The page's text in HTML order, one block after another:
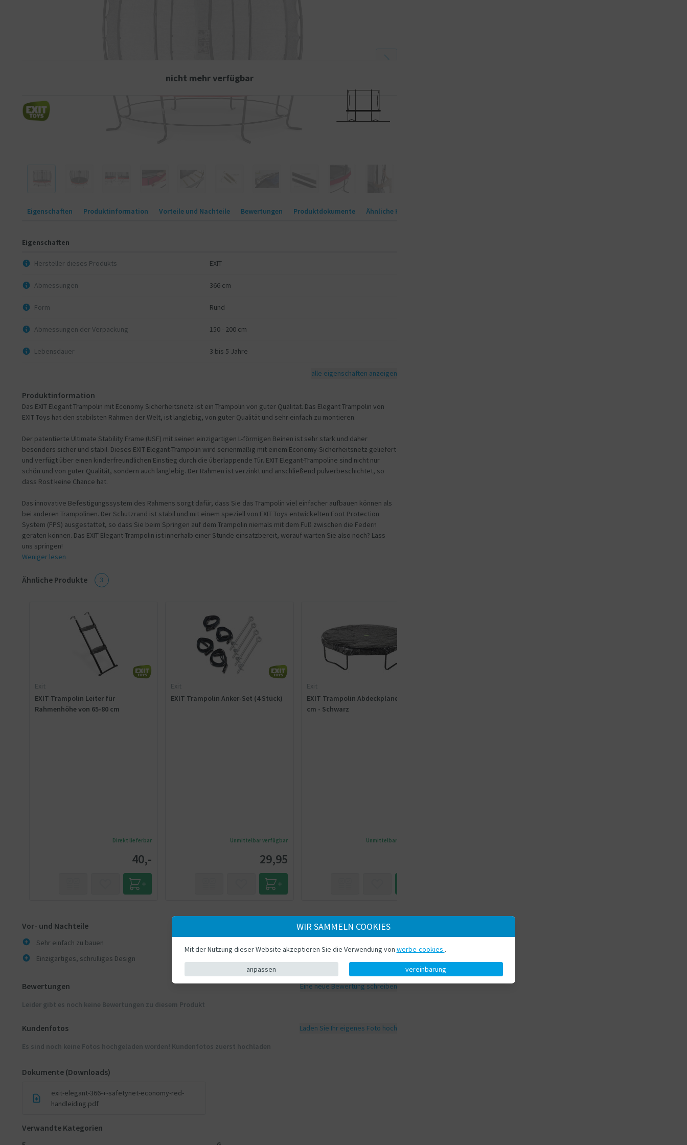
nicht mehr verfügbar
Eigenschaften Produktinformation Vorteile und Nachteile Bewertungen Produktdokumente Ähnliche Kategorien
Eigenschaften
Hersteller dieses Produkts EXIT
Abmessungen 366 cm
Form Rund
Abmessungen der Verpackung 150 - 200 cm
Lebensdauer 3 bis 5 Jahre
alle eigenschaften anzeigen
Produktinformation
Das EXIT Elegant Trampolin mit Economy Sicherheitsnetz ist ein Trampolin von guter Qualität. Das Elegant Trampolin von
EXIT Toys hat den stabilsten Rahmen der Welt, ist langlebig, von guter Qualität und sehr einfach zu montieren.
Der patentierte Ultimate Stability Frame (USF) mit seinen einzigartigen L-förmigen Beinen ist sehr stark und daher
besonders sicher und stabil. Dieses EXIT Elegant-Trampolin wird serienmäßig mit einem Economy-Sicherheitsnetz geliefert
und verfügt über einen kinderfreundlichen Einstieg durch die überlappende Tür. EXIT Elegant-Trampoline sind nicht nur
schön und von guter Qualität, sondern auch langlebig. Der Rahmen ist verzinkt und anschließend pulverbeschichtet, so
dass Rost keine Chance hat.
Das innovative Befestigungssystem des Rahmens sorgt dafür, dass Sie das Trampolin viel einfacher aufbauen können als
bei anderen Trampolinen. Der Schutzrand ist stabil und mit einem speziell von EXIT Toys entwickelten Foot Protection
System (FPS) ausgestattet, so dass Sie beim Springen auf dem Trampolin niemals mit dem Fuß zwischen die Federn
geraten können. Das EXIT Elegant-Trampolin ist innerhalb einer Stunde einsatzbereit, worauf warten Sie also noch? Lass
uns springen!
Weniger lesen
Ähnliche Produkte 3
Exit
EXIT Trampolin Leiter für
Rahmenhöhe von 65-80 cm
40,-
Direkt lieferbar
Exit
EXIT Trampolin Anker-Set (4 Stück)
29,95
Unmittelbar verfügbar
Exit
EXIT Trampolin Abdeckplane - ø 366
cm - Schwarz
Unmittelbar verfügbar
Vor- und Nachteile
Sehr einfach zu bauen
Einzigartiges, schrulliges Design
Bewertungen
Eine neue Bewertung schreiben
Leider gibt es noch keine Bewertungen zu diesem Produkt
Kundenfotos
Laden Sie Ihr eigenes Foto hoch
Es sind noch keine Fotos hochgeladen worden! Kundenfotos zuerst hochladen
Dokumente (Downloads)
exit-elegant-366-+-safetynet-economy-red-
handleiding.pdf
Verwandte Kategorien
WIR SAMMELN COOKIES
Mit der Nutzung dieser Website akzeptieren Sie die Verwendung von werbe-cookies .
anpassen vereinbarung